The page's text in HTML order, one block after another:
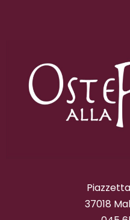
37018